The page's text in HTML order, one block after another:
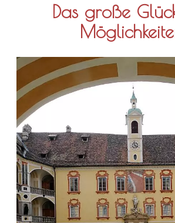
Das große